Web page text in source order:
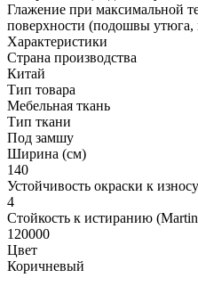
Глажение при максимальной
поверхности (подошвы
Характеристики
Страна производства
Китай
Тип товара
Мебельная ткань
Тип ткани
Под замшу
Ширина (см)
140
Устойчивость окраски к
4
Стойкость к истиранию
120000
Цвет
Коричневый